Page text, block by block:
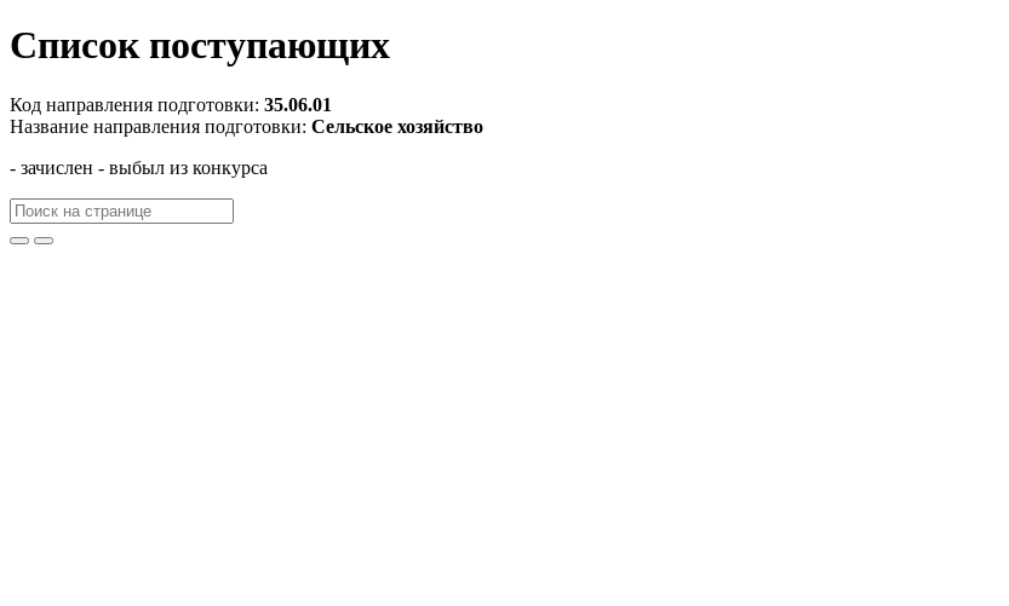
Список поступающих
Код направления подготовки: 35.06.01
Название направления подготовки: Сельское хозяйство
- зачислен - выбыл из конкурса